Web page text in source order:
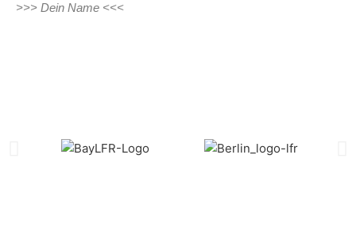
>>> Dein Name <<<